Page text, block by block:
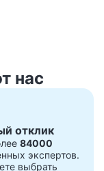
нас
отклик
84000
экспертов.
выбрать